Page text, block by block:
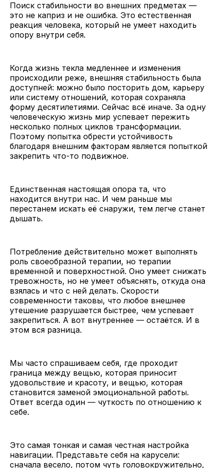
Поиск стабильности во внешних предметах —
это не каприз и не ошибка. Это естественная
реакция человека, который не умеет находить
опору внутри себя.
Когда жизнь текла медленнее и изменения
происходили реже, внешняя стабильность была
доступней: можно было посторить дом, карьеру
или систему отношений, которая сохраняла
форму десятилетиями. Сейчас всё иначе. За одну
человеческую жизнь мир успевает пережить
несколько полных циклов трансформации.
Поэтому попытка обрести устойчивость
благодаря внешним факторам является попыткой
закрепить что-то подвижное.
Единственная настоящая опора та, что
находится внутри нас. И чем раньше мы
перестанем искать её снаружи, тем легче станет
дышать.
Потребление действительно может выполнять
роль своеобразной терапии, но терапии
временной и поверхностной. Оно умеет снижать
тревожность, но не умеет объяснять, откуда она
взялась и что с ней делать. Скорости
современности таковы, что любое внешнее
утешение разрушается быстрее, чем успевает
закрепиться. А вот внутреннее — остаётся. И в
этом вся разница.
Мы часто спрашиваем себя, где проходит
граница между вещью, которая приносит
удовольствие и красоту, и вещью, которая
становится заменой эмоциональной работы.
Ответ всегда один — чуткость по отношению к
себе.
Это самая тонкая и самая честная настройка
навигации. Представьте себя на карусели:
сначала весело, потом чуть головокружительно,